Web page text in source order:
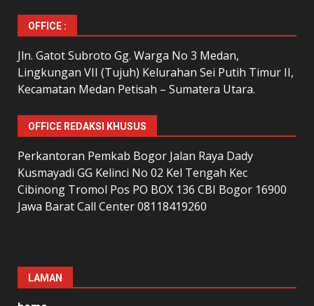
OFFICE :
Jln. Gatot Subroto Gg. Warga No 3 Medan,
Lingkungan VII (Tujuh) Kelurahan Sei Putih Timur II,
Kecamatan Medan Petisah – Sumatera Utara.
OFFICE REDAKSI KHUSUS
Perkantoran Pemkab Bogor Jalan Raya Dady
Kusmayadi GG Kelinci No 02 Kel Tengah Kec
Cibinong Tromol Pos PO BOX 136 CBI Bogor 16900
Jawa Barat Call Center 08118419260
LAMAN